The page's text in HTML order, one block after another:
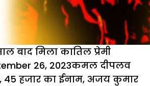
बाद मिला कातिल प्रेमी
26, 2023Author
कमल दीपलव
, 45 हजार का ईनाम, अजय कुमार